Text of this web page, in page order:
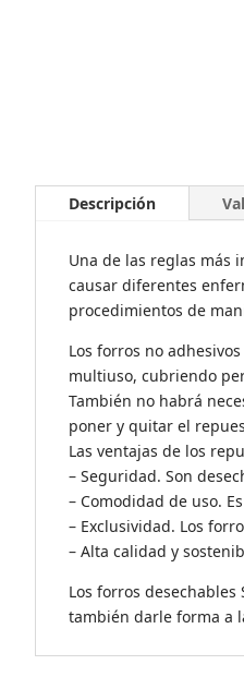
Descripción
Una de las reglas más
causar diferentes
procedimientos de
Los forros no
multiuso, cubriendo
También no habrá
poner y quitar el
Las ventajas de los
– Seguridad. Son
– Comodidad de uso.
– Exclusividad. Los
– Alta calidad y
Los forros
también darle forma a